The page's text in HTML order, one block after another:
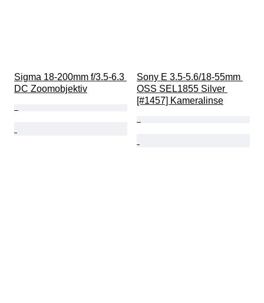
Sigma 18-200mm f/3.5-6.3
DC Zoomobjektiv
Sony E 3.5-5.6/18-55mm
OSS SEL1855 Silver
[#1457] Kameralinse